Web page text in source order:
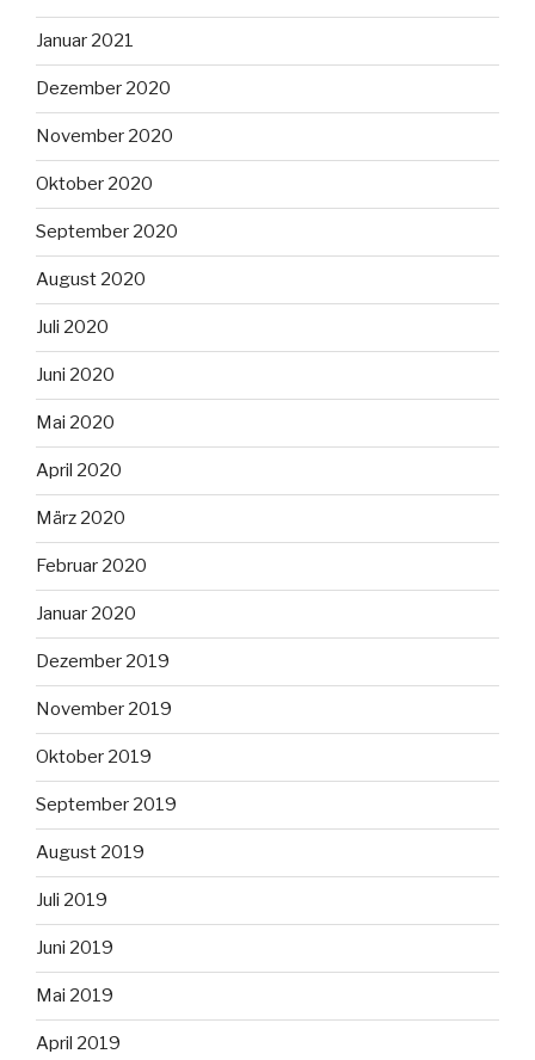
Januar 2021
Dezember 2020
November 2020
Oktober 2020
September 2020
August 2020
Juli 2020
Juni 2020
Mai 2020
April 2020
März 2020
Februar 2020
Januar 2020
Dezember 2019
November 2019
Oktober 2019
September 2019
August 2019
Juli 2019
Juni 2019
Mai 2019
April 2019